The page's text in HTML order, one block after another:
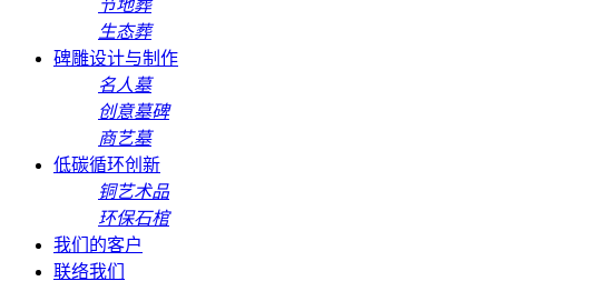
节地葬
生态葬
碑雕设计与制作
名人墓
创意墓碑
商艺墓
低碳循环创新
铜艺术品
环保石棺
我们的客户
联络我们